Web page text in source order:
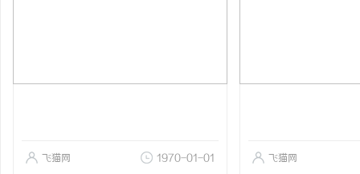
飞猫网 1970-01-01 飞猫网